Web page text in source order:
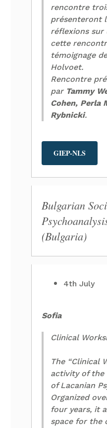
rencontre
présenteront
réflexions sur
cette
témoignage
Holvoet.
Rencontre
par Tammy
Cohen, Perla
Rybnicki.
GIEP-NLS
Bulgarian
(Bulgaria)
4th July
Sofia
Clinical
The “Clinical
activity of the
of Lacanian
Organized
four years, it
space for the